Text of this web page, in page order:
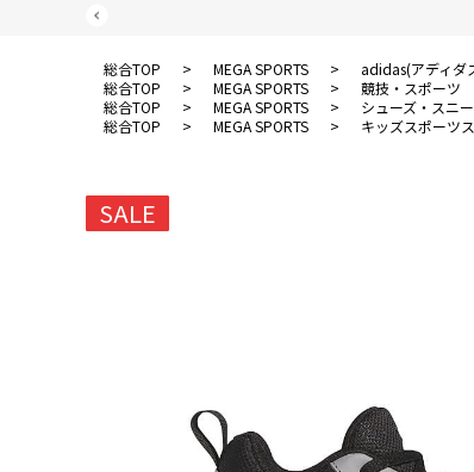
総合TOP > MEGA SPORTS > adidas(アディダ
総合TOP
> MEGA SPORTS > 競技・スポーツ
総合TOP
> MEGA SPORTS > シューズ・スニ
総合TOP
> MEGA SPORTS > キッズスポーツ
SALE